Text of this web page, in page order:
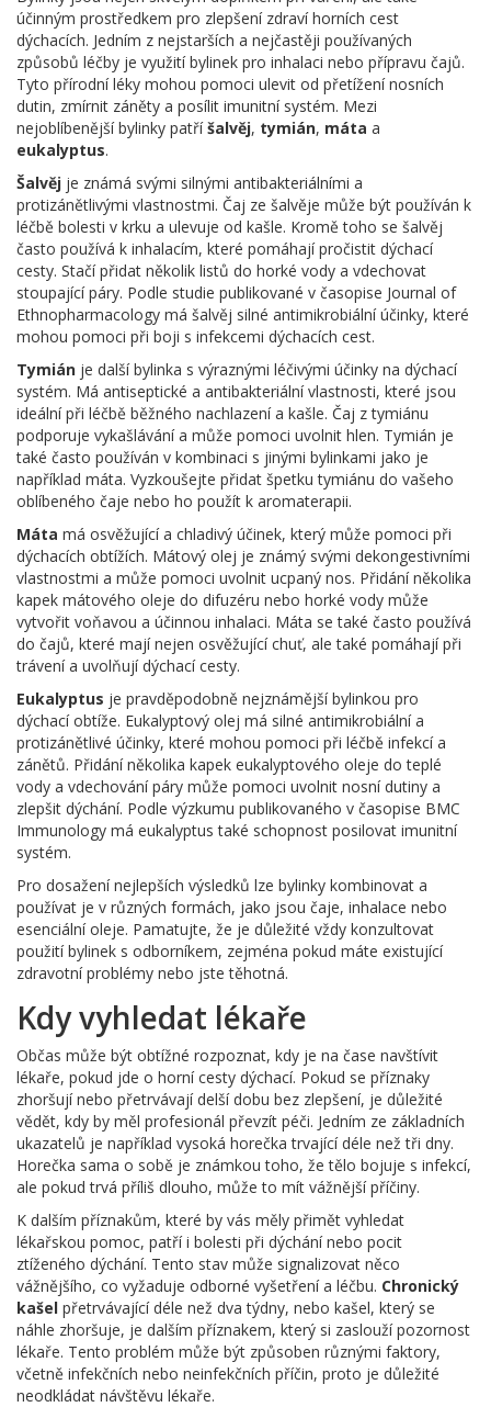
účinným prostředkem pro zlepšení zdraví horních cest
dýchacích. Jedním z nejstarších a nejčastěji používaných
způsobů léčby je využití bylinek pro inhalaci nebo přípravu čajů.
Tyto přírodní léky mohou pomoci ulevit od přetížení nosních
dutin, zmírnit záněty a posílit imunitní systém. Mezi
nejoblíbenější bylinky patříšalvěj, tymián, máta a
eukalyptus.
Šalvěj je známá svými silnými antibakteriálními a
protizánětlivými vlastnostmi. Čaj ze šalvěje může být používán k
léčbě bolesti v krku a ulevuje od kašle. Kromě toho se šalvěj
často používá k inhalacím, které pomáhají pročistit dýchací
cesty. Stačí přidat několik listů do horké vody a vdechovat
stoupající páry. Podle studie publikované v časopise Journal of
Ethnopharmacology má šalvěj silné antimikrobiální účinky, které
mohou pomoci při boji s infekcemi dýchacích cest.
Tymián je další bylinka s výraznými léčivými účinky na dýchací
systém. Má antiseptické a antibakteriální vlastnosti, které jsou
ideální při léčbě běžného nachlazení a kašle. Čaj z tymiánu
podporuje vykašlávání a může pomoci uvolnit hlen. Tymián je
také často používán v kombinaci s jinými bylinkami jako je
například máta. Vyzkoušejte přidat špetku tymiánu do vašeho
oblíbeného čaje nebo ho použít k aromaterapii.
Máta má osvěžující a chladivý účinek, který může pomoci při
dýchacích obtížích. Mátový olej je známý svými dekongestivními
vlastnostmi a může pomoci uvolnit ucpaný nos. Přidání několika
kapek mátového oleje do difuzéru nebo horké vody může
vytvořit voňavou a účinnou inhalaci. Máta se také často používá
do čajů, které mají nejen osvěžující chuť, ale také pomáhají při
trávení a uvolňují dýchací cesty.
Eukalyptus je pravděpodobně nejznámější bylinkou pro
dýchací obtíže. Eukalyptový olej má silné antimikrobiální a
protizánětlivé účinky, které mohou pomoci při léčbě infekcí a
zánětů. Přidání několika kapek eukalyptového oleje do teplé
vody a vdechování páry může pomoci uvolnit nosní dutiny a
zlepšit dýchání. Podle výzkumu publikovaného v časopise BMC
Immunology má eukalyptus také schopnost posilovat imunitní
systém.
Pro dosažení nejlepších výsledků lze bylinky kombinovat a
používat je v různých formách, jako jsou čaje, inhalace nebo
esenciální oleje. Pamatujte, že je důležité vždy konzultovat
použití bylinek s odborníkem, zejména pokud máte existující
zdravotní problémy nebo jste těhotná.
Kdy vyhledat lékaře
Občas může být obtížné rozpoznat, kdy je na čase navštívit
lékaře, pokud jde o horní cesty dýchací. Pokud se příznaky
zhoršují nebo přetrvávají delší dobu bez zlepšení, je důležité
vědět, kdy by měl profesionál převzít péči. Jedním ze základních
ukazatelů je například vysoká horečka trvající déle než tři dny.
Horečka sama o sobě je známkou toho, že tělo bojuje s infekcí,
ale pokud trvá příliš dlouho, může to mít vážnější příčiny.
K dalším příznakům, které by vás měly přimět vyhledat
lékařskou pomoc, patří i bolesti při dýchání nebo pocit
ztíženého dýchání. Tento stav může signalizovat něco
vážnějšího, co vyžaduje odborné vyšetření a léčbu. Chronický
kašel přetrvávající déle než dva týdny, nebo kašel, který se
náhle zhoršuje, je dalším příznakem, který si zaslouží pozornost
lékaře. Tento problém může být způsoben různými faktory,
včetně infekčních nebo neinfekčních příčin, proto je důležité
neodkládat návštěvu lékaře.